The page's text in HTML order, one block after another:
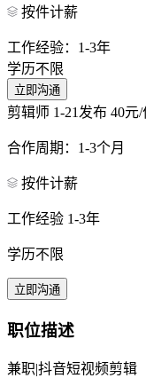
按件计薪
工作经验：1-3年
学历不限
立即沟通
剪辑师 1-21发布 40元/
合作周期：1-3个月
按件计薪
工作经验 1-3年
学历不限
立即沟通
职位描述
兼职|抖音短视频剪辑